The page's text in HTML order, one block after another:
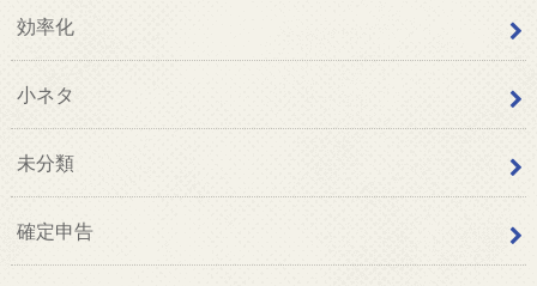
効率化
小ネタ
未分類
確定申告